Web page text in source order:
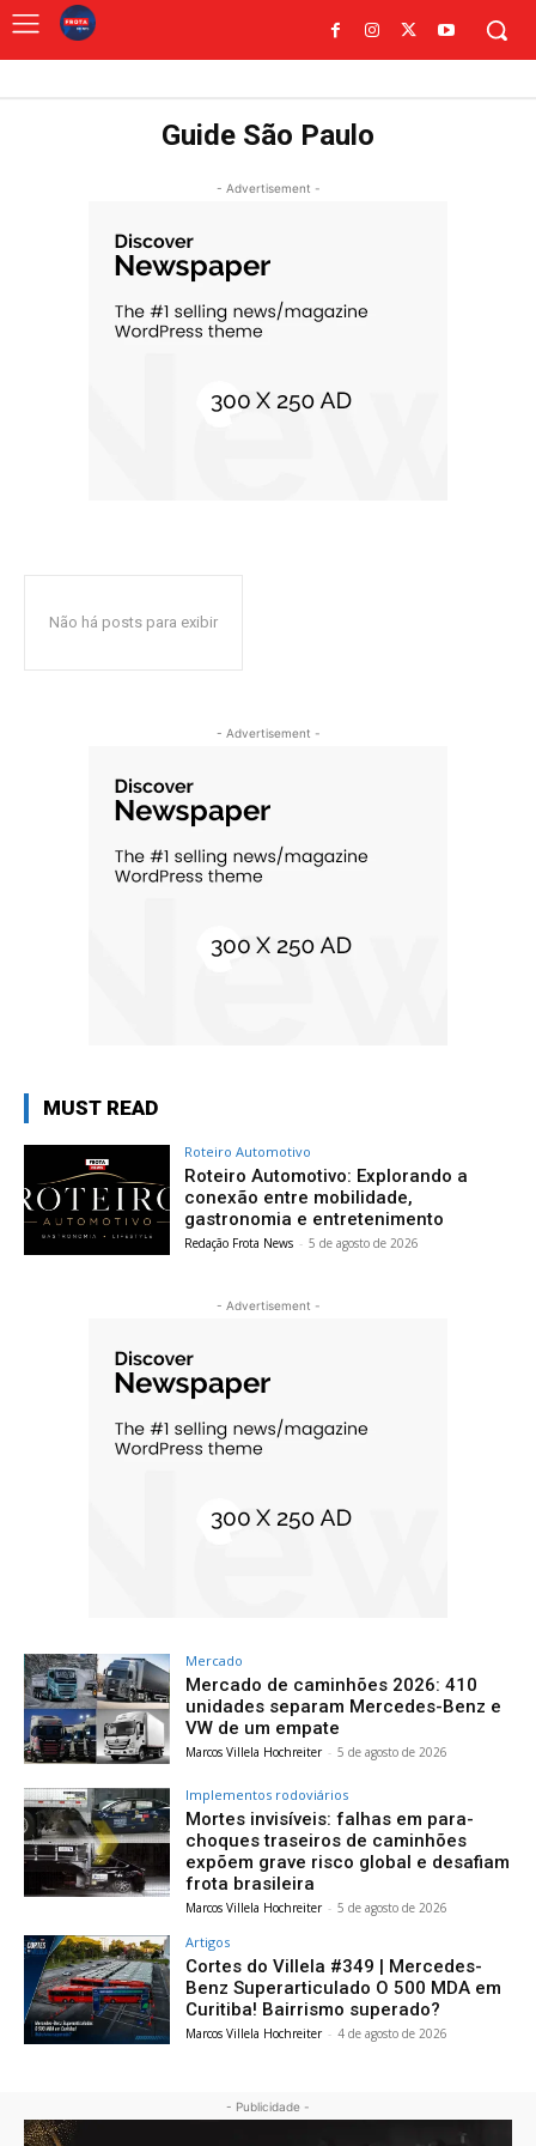
Guide São Paulo
- Advertisement -
Não há posts para exibir
- Advertisement -
MUST READ
Roteiro Automotivo
Roteiro Automotivo: Explorando a
conexão entre mobilidade,
gastronomia e entretenimento
Redação Frota News - 5 de agosto de 2026
- Advertisement -
Mercado
Mercado de caminhões 2026: 410
unidades separam Mercedes-Benz e
VW de um empate
Marcos Villela Hochreiter - 5 de agosto de 2026
Implementos rodoviários
Mortes invisíveis: falhas em para-
choques traseiros de caminhões
expõem grave risco global e desafiam
frota brasileira
Marcos Villela Hochreiter - 5 de agosto de 2026
Artigos
Cortes do Villela #349 | Mercedes-
Benz Superarticulado O 500 MDA em
Curitiba! Bairrismo superado?
Marcos Villela Hochreiter - 4 de agosto de 2026
- Publicidade -